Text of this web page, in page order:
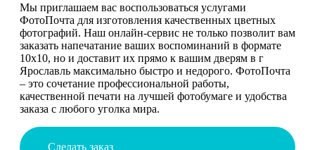
Мы приглашаем вас воспользоваться услугами
ФотоПочта для изготовления качественных цветных
фотографий. Наш онлайн-сервис не только позволит вам
заказать напечатание ваших воспоминаний в формате
10х10, но и доставит их прямо к вашим дверям в г
Ярославль максимально быстро и недорого. ФотоПочта
– это сочетание профессиональной работы,
качественной печати на лучшей фотобумаге и удобства
заказа с любого уголка мира.
Сделать заказ